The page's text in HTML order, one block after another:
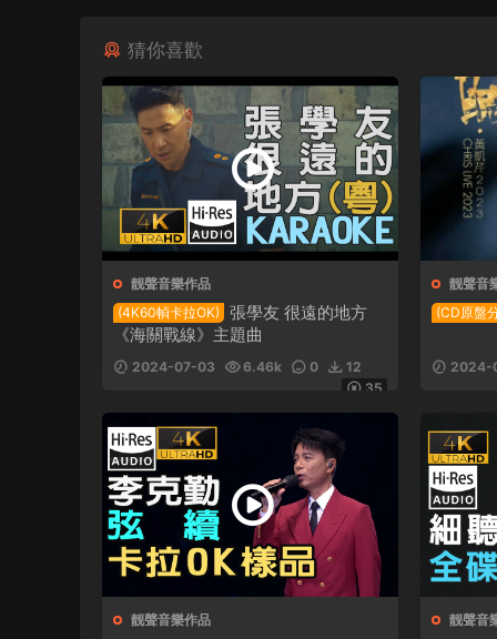
猜你喜歡
靓聲音樂作品
(4K60幀卡拉OK)
張學友 很遠的地方
《海關戰線》主題曲
2024-07-03 6.46k 0
12
35
靓聲音
(CD原盤
2024-
靓聲音樂作品 靓聲音